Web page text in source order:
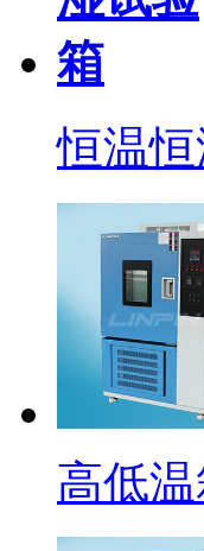
恒温
高低